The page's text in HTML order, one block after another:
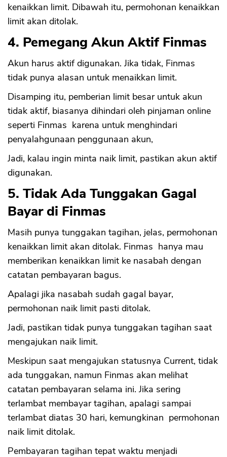
kenaikkan limit. Dibawah itu, permohonan kenaikkan
limit akan ditolak.
4. Pemegang Akun Aktif Finmas
Akun harus aktif digunakan. Jika tidak, Finmas
tidak punya alasan untuk menaikkan limit.
Disamping itu, pemberian limit besar untuk akun
tidak aktif, biasanya dihindari oleh pinjaman online
seperti Finmas karena untuk menghindari
penyalahgunaan penggunaan akun,
Jadi, kalau ingin minta naik limit, pastikan akun aktif
digunakan.
5. Tidak Ada Tunggakan Gagal
Bayar di Finmas
Masih punya tunggakan tagihan, jelas, permohonan
kenaikkan limit akan ditolak. Finmas hanya mau
memberikan kenaikkan limit ke nasabah dengan
catatan pembayaran bagus.
Apalagi jika nasabah sudah gagal bayar,
permohonan naik limit pasti ditolak.
Jadi, pastikan tidak punya tunggakan tagihan saat
mengajukan naik limit.
Meskipun saat mengajukan statusnya Current, tidak
ada tunggakan, namun Finmas akan melihat
catatan pembayaran selama ini. Jika sering
terlambat membayar tagihan, apalagi sampai
terlambat diatas 30 hari, kemungkinan permohonan
naik limit ditolak.
Pembayaran tagihan tepat waktu menjadi